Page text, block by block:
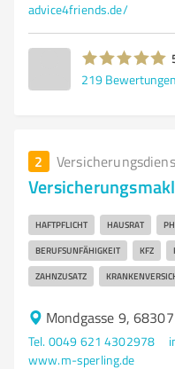
advice4friends.de/
219 Bewertungen
2
HAFTPFLICHT HAUSRAT
BERUFSUNFÄHIGKEIT KFZ
ZAHNZUSATZ
Mondgasse 9,
Tel. 0049 621 4302978
www.m-sperling.de